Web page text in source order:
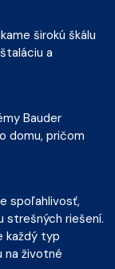
širokú škálu
a
Bauder
domu, pričom
spoľahlivosť,
strešných riešení.
každý typ
na životné